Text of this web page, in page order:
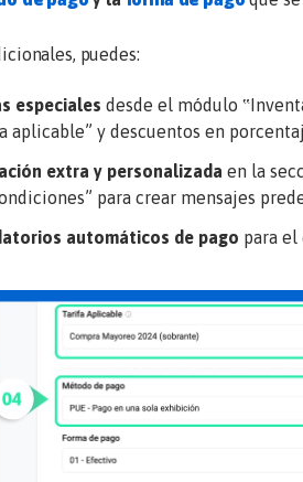
puedes:
especiales desde el módulo ‟
aplicable” y descuentos en
extra y personalizada en la
” para crear mensajes
automáticos de pago para